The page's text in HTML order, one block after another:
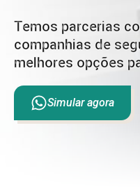
Temos parcerias
companhias de
melhores opções
Simular agora